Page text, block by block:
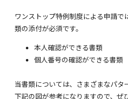
ワンストップ特例制度による申請で
類の添付が必須です。
本人確認ができる書類
個人番号の確認ができる書類
当書類については、さまざまなパタ
下記の図が参考になりますので、ぜ